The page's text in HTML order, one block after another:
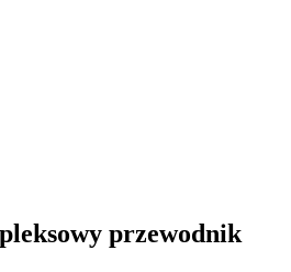
przewodnik